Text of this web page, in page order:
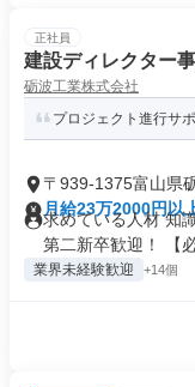
正社員
建設ディレクター
砺波工業株式会社
プロジェクト進行サ
〒939-1375富山県
月給23万2000円以
求めている人材 知
第二新卒歓迎！ 【
業界未経験歓迎 +14個